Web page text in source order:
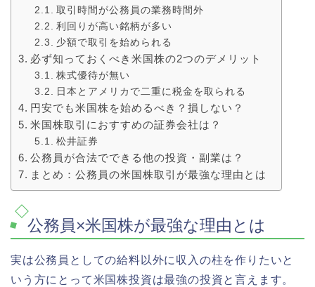
取引時間が公務員の業務時間外
利回りが高い銘柄が多い
少額で取引を始められる
必ず知っておくべき米国株の2つのデメリット
株式優待が無い
日本とアメリカで二重に税金を取られる
円安でも米国株を始めるべき？損しない？
米国株取引におすすめの証券会社は？
松井証券
公務員が合法でできる他の投資・副業は？
まとめ：公務員の米国株取引が最強な理由とは
公務員×米国株が最強な理由とは
実は公務員としての給料以外に収入の柱を作りたいと
いう方にとって米国株投資は最強の投資と言えます。